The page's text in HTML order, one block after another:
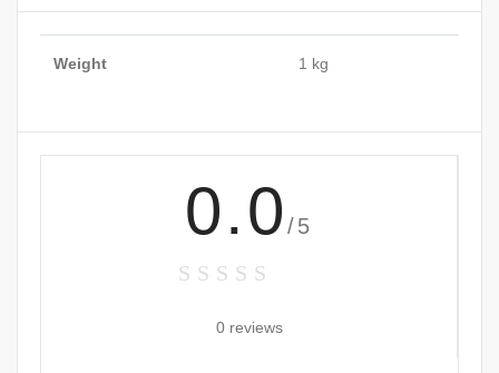
Weight 1 kg
0.0 /5
0 reviews